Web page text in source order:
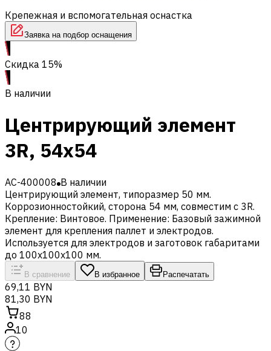
Крепежная и вспомогательная оснастка
Заявка на подбор оснащения
Скидка 15%
В наличии
Центрирующий элемент
3R, 54x54
AC-400008 В наличии
Центрирующий элемент, типоразмер 50 мм.
Коррозионностойкий, сторона 54 мм, совместим с 3R.
Крепление: Винтовое. Применение: Базовый зажимной
элемент для крепления паллет и электродов.
Используется для электродов и заготовок габаритами
до 100x100x100 мм.
В сравнение В избранное Распечатать
69,11 BYN
81,30 BYN
88
10